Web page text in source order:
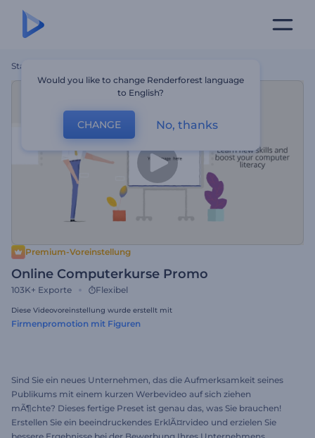
Startseite
Premium-Voreinstellung
Online Computerkurse Promo
103K+ Exporte Flexibel
Diese Videovoreinstellung wurde erstellt mit
Firmenpromotion mit Figuren
Sind Sie ein neues Unternehmen, das die Aufmerksamkeit seines
Publikums mit einem kurzen Werbevideo auf sich ziehen
mÃ¶chte? Dieses fertige Preset ist genau das, was Sie brauchen!
Erstellen Sie ein beeindruckendes ErklÃ¤rvideo und erzielen Sie
Would you like to change Renderforest language
to English?
CHANGE No, thanks